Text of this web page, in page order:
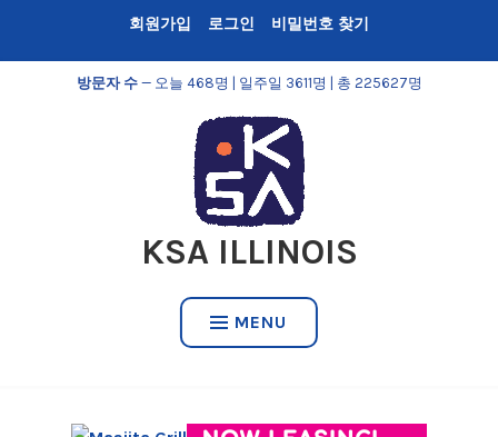
content
회원가입 로그인 비밀번호 찾기
방문자 수— 오늘 468명 | 일주일 3611명 | 총 225627명
KSA ILLINOIS
MENU